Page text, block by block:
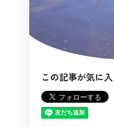
この記事が気に